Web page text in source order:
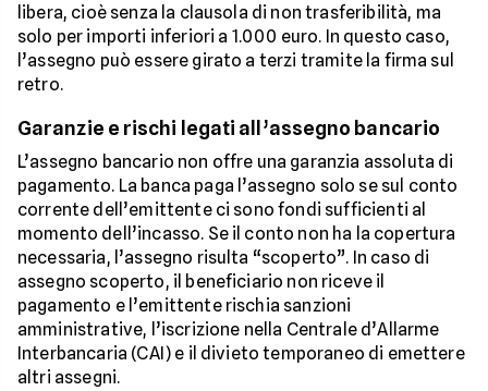
libera, cioè senza la clausola di non trasferibilità, ma
solo per importi inferiori a 1.000 euro. In questo caso,
l’assegno può essere girato a terzi tramite la firma sul
retro.
Garanzie e rischi legati all’assegno bancario
L’assegno bancario non offre una garanzia assoluta di
pagamento. La banca paga l’assegno solo se sul conto
corrente dell’emittente ci sono fondi sufficienti al
momento dell’incasso. Se il conto non ha la copertura
necessaria, l’assegno risulta “scoperto”. In caso di
assegno scoperto, il beneficiario non riceve il
pagamento e l’emittente rischia sanzioni
amministrative, l’iscrizione nella Centrale d’Allarme
Interbancaria (CAI) e il divieto temporaneo di emettere
altri assegni.